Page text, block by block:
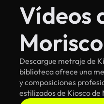
Vídeos
Morisco
Descargue metraje de
biblioteca ofrece una
y composiciones
estilizados de Kiosco